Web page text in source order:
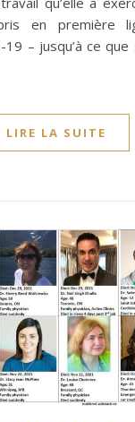
en première
19 – jusqu’à ce
LIRE LA SUITE